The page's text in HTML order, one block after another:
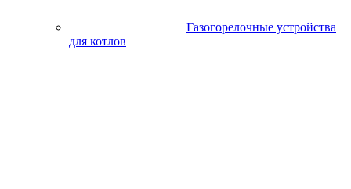
Газогорелочные устройства
для котлов